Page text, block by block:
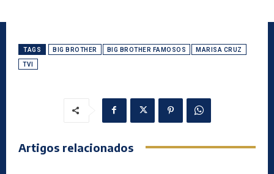
TAGS BIG BROTHER BIG BROTHER FAMOSOS MARISA CRUZ
TVI
Artigos relacionados